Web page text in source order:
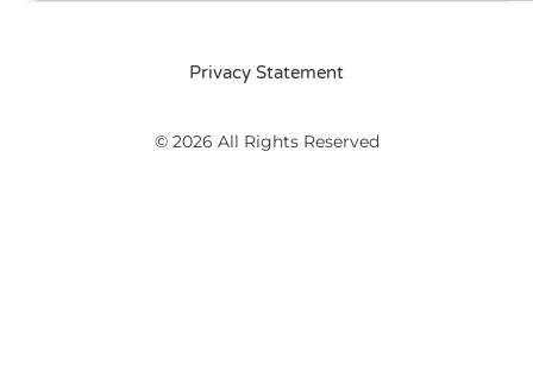
Privacy Statement
© 2026 All Rights Reserved